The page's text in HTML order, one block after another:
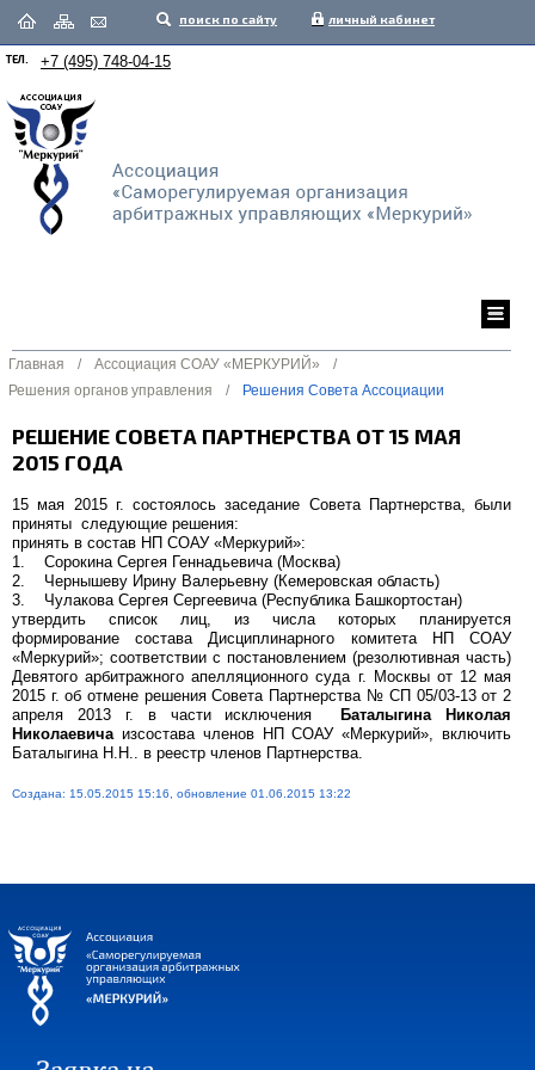
поиск по сайту личный кабинет
ТЕЛ. +7 (495) 748-04-15
Главная / Ассоциация СОАУ «МЕРКУРИЙ»
/
Решения органов управления
/ Решения Совета Ассоциации
РЕШЕНИЕ СОВЕТА ПАРТНЕРСТВА ОТ 15 МАЯ
2015 ГОДА
15 мая 2015 г. состоялось заседание Совета Партнерства, были
приняты следующие решения:
принять в состав НП СОАУ «Меркурий»:
1. Сорокина Сергея Геннадьевича (Москва)
2. Чернышеву Ирину Валерьевну (Кемеровская область)
3. Чулакова Сергея Сергеевича (Республика Башкортостан)
утвердить список лиц, из числа которых планируется
формирование состава Дисциплинарного комитета НП СОАУ
«Меркурий»; соответствии с постановлением (резолютивная часть)
Девятого арбитражного апелляционного суда г. Москвы от 12 мая
2015 г. об отмене решения Совета Партнерства № СП 05/03-13 от 2
апреля 2013 г. в части исключения
Баталыгина Николая
Николаевичаизсостава членов НП СОАУ «Меркурий», включить
Баталыгина Н.Н.. в реестр членов Партнерства.
Создана: 15.05.2015 15:16, обновление 01.06.2015 13:22